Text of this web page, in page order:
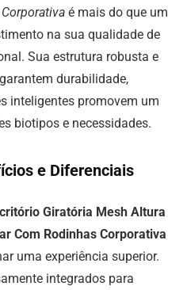
é mais do que um
na sua qualidade de
Sua estrutura robusta e
durabilidade,
inteligentes promovem um
biotipos e necessidades.
e Diferenciais
Giratória Mesh Altura
Com Rodinhas Corporativa
uma experiência superior.
integrados para